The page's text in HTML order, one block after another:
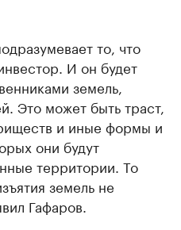
то, что
И он будет
земель,
Это может быть траст,
и иные формы и
они будут
территории. То
земель не
Гафаров.